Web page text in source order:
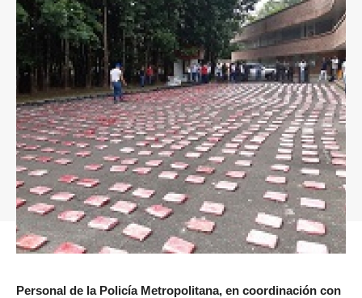
Personal de la Policía Metropolitana, en coordinación con